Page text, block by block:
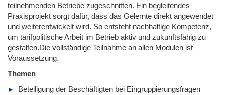
teilnehmenden Betriebe zugeschnitten. Ein begleitendes
Praxisprojekt sorgt dafür, dass das Gelernte direkt angewendet
und weiterentwickelt wird. So entsteht nachhaltige Kompetenz,
um tarifpolitische Arbeit im Betrieb aktiv und zukunftsfähig zu
gestalten.Die vollständige Teilnahme an allen Modulen ist
Voraussetzung.
Themen
Beteiligung der Beschäftigten bei Eingruppierungsfragen